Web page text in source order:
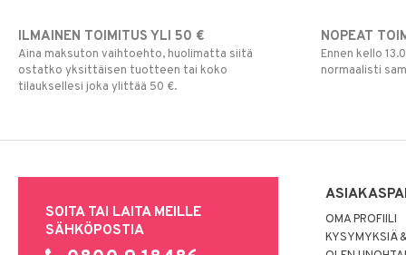
ILMAINEN TOIMITUS YLI 50 €
Aina maksuton vaihtoehto, huolimatta siitä
ostatko yksittäisen tuotteen tai koko
tilauksellesi joka ylittää 50 €.
NOPEAT
Ennen kello
normaalisti
SOITA TAI LAITA MEILLE
SÄHKÖPOSTIA
OMA PROFIILI
KYSYMYKSIÄ